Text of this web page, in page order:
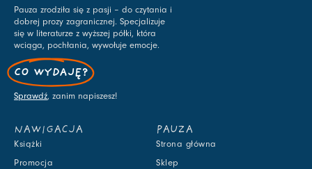
Pauza zrodziła się z pasji – do czytania i
dobrej prozy zagranicznej. Specjalizuje
się w literaturze z wyższej półki, która
wciąga, pochłania, wywołuje emocje.
CO WYDAJĘ?
Sprawdź, zanim napiszesz!
NAWIGACJA
Książki
Promocja
PAUZA
Strona główna
Sklep